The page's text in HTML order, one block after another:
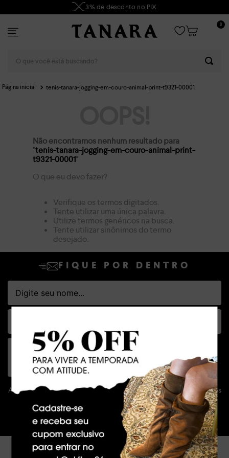
3% de desconto no PIX
0
tenis-tanara-jogging-em-couro-animal-print-t9321-00001
Não encontramos nenhum resultado para
"tenis-tanara-jogging-em-couro-animal-print-
t9321-00001"
O que eu devo fazer?
Verifique os termos digitados.
Tente utilizar uma única palavra.
Utilize termos genéricos na busca.
Tente utilizar sinônimos do termo
desejado.
FIQUE POR DENTRO
Ao clicar em ASSINAR declaro que concordo em receber novidades
e promoções da Dakota e suas marcas.
Confira nossa
Política de privacidade
ASSINAR